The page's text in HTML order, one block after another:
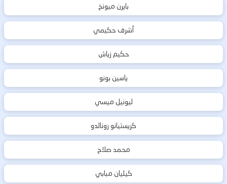
بايرن ميونخ
أشرف حكيمي
حكيم زياش
ياسين بونو
ليونيل ميسي
كريستيانو رونالدو
محمد صلاح
كيليان مبابي